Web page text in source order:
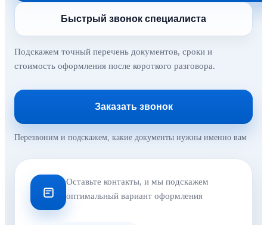
Быстрый звонок специалиста
Подскажем точный перечень документов, сроки и
стоимость оформления после короткого разговора.
Заказать звонок
Перезвоним и подскажем, какие документы нужны именно вам
Оставьте контакты, и мы подскажем
оптимальный вариант оформления